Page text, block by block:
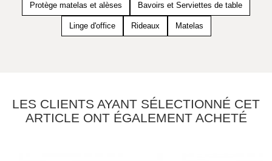
Protège matelas et alèses Bavoirs et Serviettes de table
Linge d'office Rideaux Matelas
LES CLIENTS AYANT SÉLECTIONNÉ CET
ARTICLE ONT ÉGALEMENT ACHETÉ